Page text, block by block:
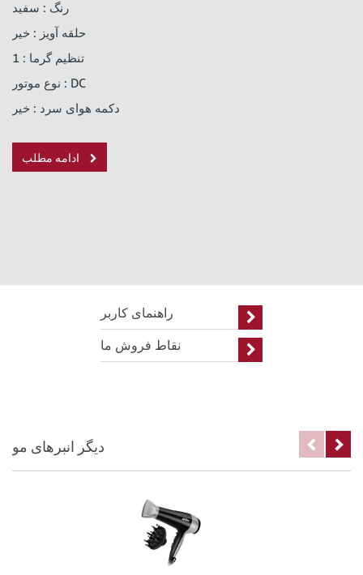
رنگ : سفید
حلقه آویز : خیر
تنظیم گرما : 1
نوع موتور : DC
دکمه هوای سرد : خیر
راهنمای کاربر
نقاط فروش ما
دیگر انبرهای مو